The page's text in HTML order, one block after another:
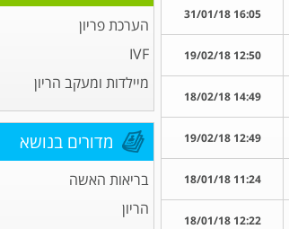
16:05 31/01/18
12:50 19/02/18
14:49 18/02/18
12:49 19/02/18
11:24 18/01/18
12:22 18/01/18
הערכת פריון
IVF
מיילדות ומעקב הריון
מדורים בנושא
בריאות האשה
הריון